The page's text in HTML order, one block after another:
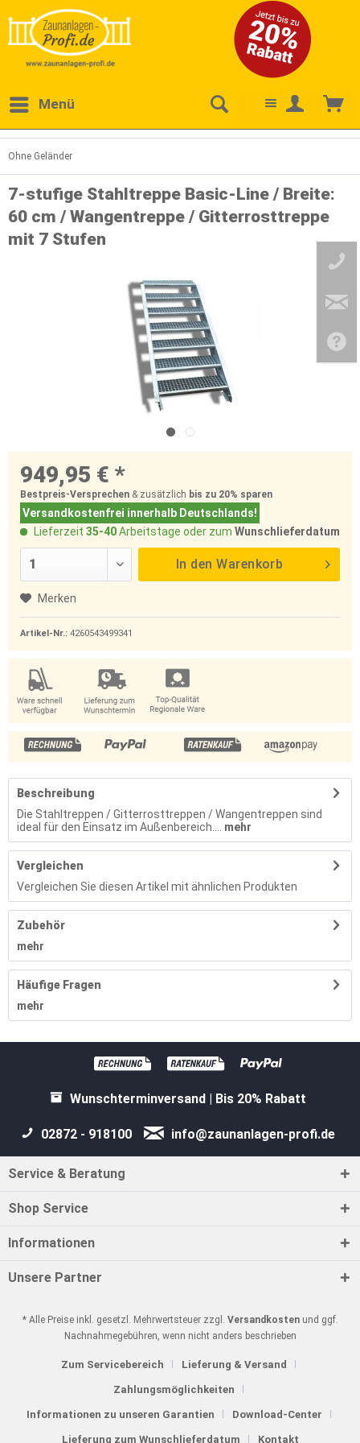
Menü
Ohne Geländer
7-stufige Stahltreppe Basic-Line / Breite:
60 cm / Wangentreppe / Gitterrosttreppe
mit 7 Stufen
949,95 € *
Bestpreis-Versprechen & zusätzlich bis zu 20% sparen
Versandkostenfrei innerhalb Deutschlands!
Lieferzeit 35-40Arbeitstage oder zum Wunschlieferdatum
In den Warenkorb
Merken
Artikel-Nr.: 4260543499341
Beschreibung
Die Stahltreppen / Gitterrosttreppen / Wangentreppen sind
ideal für den Einsatz im Außenbereich....
mehr
Vergleichen
Vergleichen Sie diesen Artikel mit ähnlichen Produkten
Zubehör
mehr
Häufige Fragen
mehr
Wunschterminversand | Bis 20% Rabatt
02872 - 918100 info@zaunanlagen-profi.de
Service & Beratung
Shop Service
Informationen
Unsere Partner
* Alle Preise inkl. gesetzl. Mehrwertsteuer zzgl. Versandkostenund ggf.
Nachnahmegebühren, wenn nicht anders beschrieben
Zum Servicebereich Lieferung & Versand
Zahlungsmöglichkeiten
Informationen zu unseren Garantien Download-Center
Lieferung zum Wunschlieferdatum Kontakt